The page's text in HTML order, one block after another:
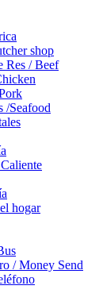
shop
Res / Beef
/Seafood
hogar
/ Money Send